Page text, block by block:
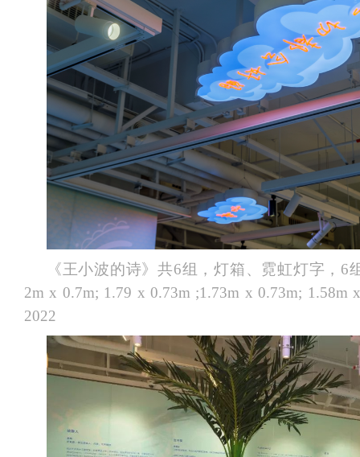
《王小波的诗》共6组，灯箱、霓虹灯字，6
2m x 0.7m; 1.79 x 0.73m ;1.73m x 0.73m; 1.58m
2022